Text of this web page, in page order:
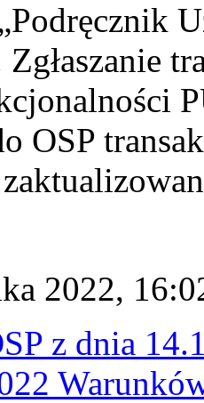
OSP
2022,
z dnia